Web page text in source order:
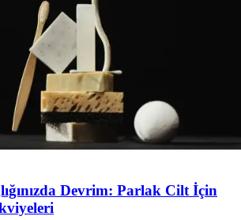
Devrim: Parlak Cilt İçin